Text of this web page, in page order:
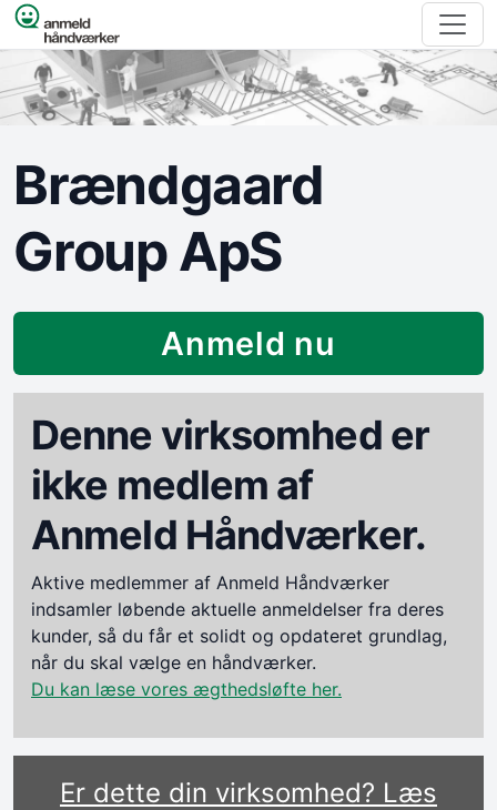
Spring til indhold
Brændgaard
Group ApS
Anmeld nu
Denne virksomhed er
ikke medlem af
Anmeld Håndværker.
Aktive medlemmer af Anmeld Håndværker
indsamler løbende aktuelle anmeldelser fra deres
kunder, så du får et solidt og opdateret grundlag,
når du skal vælge en håndværker.
Du kan læse vores ægthedsløfte her.
Er dette din virksomhed? Læs